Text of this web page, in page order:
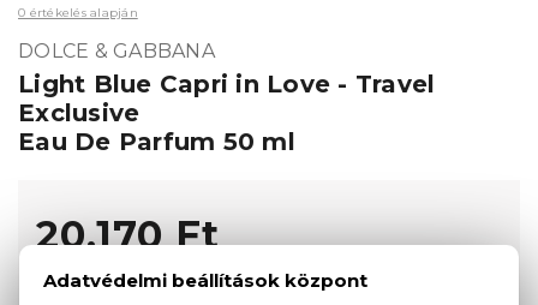
0 értékelés alapján
DOLCE & GABBANA
Light Blue Capri in Love - Travel
Exclusive
Eau De Parfum 50 ml
20.170 Ft
KOSÁRBA TESZEM